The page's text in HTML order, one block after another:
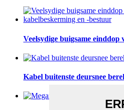
Veelsydige buigsame einddop
Kabel buitenste deursnee